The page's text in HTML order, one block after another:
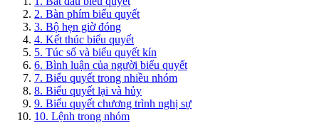
2. Bàn phím biểu quyết
3. Bộ hẹn giờ đóng
4. Kết thúc biểu quyết
5. Túc số và biểu quyết kín
6. Bình luận của người biểu quyết
7. Biểu quyết trong nhiều nhóm
8. Biểu quyết lại và hủy
9. Biểu quyết chương trình nghị sự
10. Lệnh trong nhóm